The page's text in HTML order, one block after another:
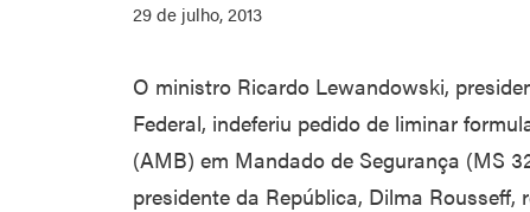
29 de julho, 2013
O ministro Ricardo Lewandowski,
Federal, indeferiu pedido de liminar
(AMB) em Mandado de Segurança (MS
presidente da República, Dilma Rousseff,